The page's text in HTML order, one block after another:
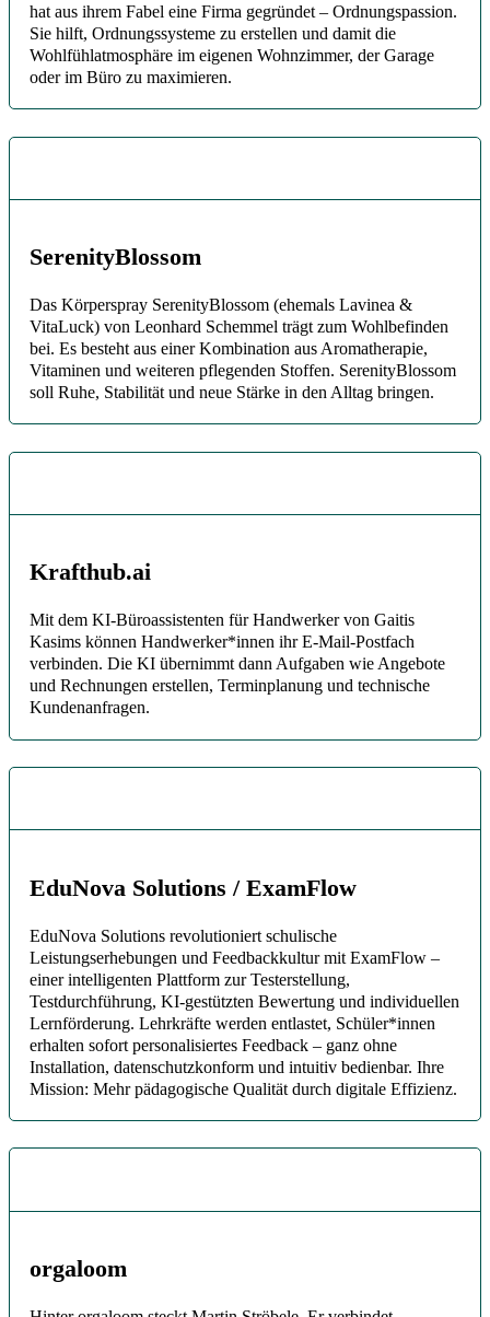
hat aus ihrem Fabel eine Firma gegründet – Ordnungspassion.
Sie hilft, Ordnungssysteme zu erstellen und damit die
Wohlfühlatmosphäre im eigenen Wohnzimmer, der Garage
oder im Büro zu maximieren.
SerenityBlossom
Das Körperspray SerenityBlossom (ehemals Lavinea &
VitaLuck) von Leonhard Schemmel trägt zum Wohlbefinden
bei. Es besteht aus einer Kombination aus Aromatherapie,
Vitaminen und weiteren pflegenden Stoffen. SerenityBlossom
soll Ruhe, Stabilität und neue Stärke in den Alltag bringen.
Krafthub.ai
Mit dem KI-Büroassistenten für Handwerker von Gaitis
Kasims können Handwerker*innen ihr E-Mail-Postfach
verbinden. Die KI übernimmt dann Aufgaben wie Angebote
und Rechnungen erstellen, Terminplanung und technische
Kundenanfragen.
EduNova Solutions / ExamFlow
EduNova Solutions revolutioniert schulische
Leistungserhebungen und Feedbackkultur mit ExamFlow –
einer intelligenten Plattform zur Testerstellung,
Testdurchführung, KI-gestützten Bewertung und individuellen
Lernförderung. Lehrkräfte werden entlastet, Schüler*innen
erhalten sofort personalisiertes Feedback – ganz ohne
Installation, datenschutzkonform und intuitiv bedienbar. Ihre
Mission: Mehr pädagogische Qualität durch digitale Effizienz.
orgaloom